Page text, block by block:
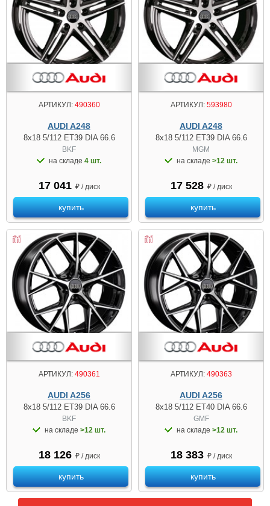
АРТИКУЛ:490360
AUDI A248
8x18 5/112 ET39 DIA 66.6
BKF
на складе 4 шт.
17 041 ₽ / диск
купить
АРТИКУЛ:593980
AUDI A248
8x18 5/112 ET39 DIA 66.6
MGM
на складе >12 шт.
17 528 ₽ / диск
купить
АРТИКУЛ:490361
AUDI A256
8x18 5/112 ET39 DIA 66.6
BKF
на складе >12 шт.
18 126 ₽ / диск
купить
АРТИКУЛ:490363
AUDI A256
8x18 5/112 ET40 DIA 66.6
GMF
на складе >12 шт.
18 383 ₽ / диск
купить